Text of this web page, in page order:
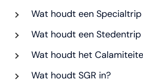
Wat houdt een
Wat houdt een Stedentrip
Wat houdt het
Wat houdt SGR in?